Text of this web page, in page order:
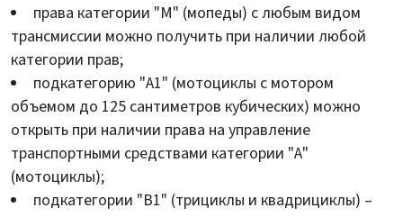
права категории "M" (мопеды) с любым видом
трансмиссии можно получить при наличии любой
категории прав;
подкатегорию "A1" (мотоциклы с мотором
объемом до 125 сантиметров кубических) можно
открыть при наличии права на управление
транспортными средствами категории "А"
(мотоциклы);
подкатегории "B1" (трициклы и квадрициклы) –